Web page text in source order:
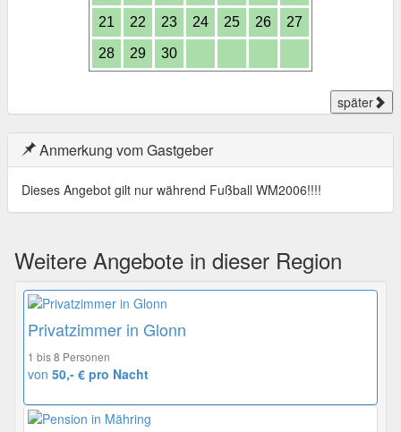
21 22 23 24 25 26 27
28 29 30
später
Anmerkung vom Gastgeber
Dieses Angebot gilt nur während Fußball WM2006!!!!
Weitere Angebote in dieser Region
Privatzimmer in Glonn
1 bis 8 Personen
von 50,- € pro Nacht